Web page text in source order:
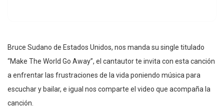
Bruce Sudano de Estados Unidos, nos manda su single titulado
“Make The World Go Away”, el cantautor te invita con esta canción
a enfrentar las frustraciones de la vida poniendo música para
escuchar y bailar, e igual nos comparte el video que acompaña la
canción.